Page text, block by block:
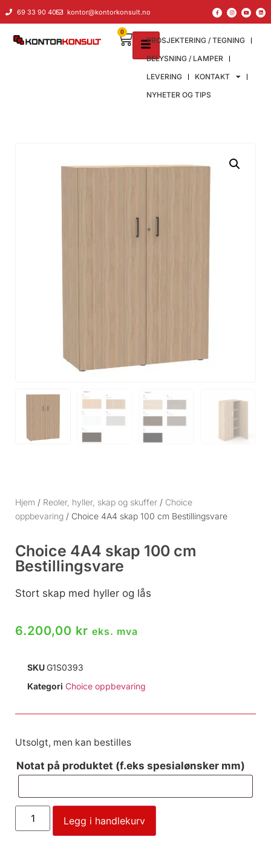
69 33 90 40 kontor@kontorkonsult.no
PROSJEKTERING / TEGNING
BELYSNING / LAMPER
LEVERING
KONTAKT
NYHETER OG TIPS
0
Hjem / Reoler, hyller, skap og skuffer / Choice
oppbevaring / Choice 4A4 skap 100 cm Bestillingsvare
Choice 4A4 skap 100 cm
Bestillingsvare
Stort skap med hyller og lås
6.200,00 kr eks. mva
SKUG1S0393
Kategori Choice oppbevaring
Utsolgt, men kan bestilles
Notat på produktet (f.eks spesialønsker mm)
Legg i handlekurv